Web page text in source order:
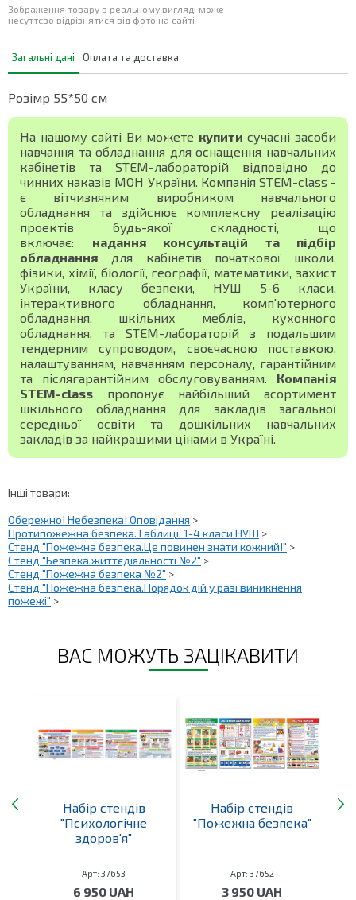
Зображення товару в реальному вигляді може
несуттєво відрізнятися від фото на сайті
Загальні дані Оплата та доставка
Розімр 55*50 см
На нашому сайті Ви можете купити сучасні засоби
навчання та обладнання для оснащення навчальних
кабінетів та STEM-лабораторій відповідно до
чинних наказів МОН України. Компанія STEM-class -
є вітчизняним виробником навчального
обладнання та здійснює комплексну реалізацію
проектів будь-якої складності, що
включає: надання консультацій та підбір
обладнання для кабінетів початкової школи,
фізики, хімії, біології, географії, математики, захист
України, класу безпеки, НУШ 5-6 класи,
інтерактивного обладнання, комп'ютерного
обладнання, шкільних меблів, кухонного
обладнання, та STEM-лабораторій з подальшим
тендерним супроводом, своєчасною поставкою,
налаштуванням, навчанням персоналу, гарантійним
та післягарантійним обслуговуванням. Компанія
STEM-class пропонує найбільший асортимент
шкільного обладнання для закладів загальної
середньої освіти та дошкільних навчальних
закладів за найкращими цінами в Україні.
Інші товари:
Обережно! Небезпека! Оповідання >
Протипожежна безпека.Таблиці. 1-4 класи НУШ >
Стенд "Пожежна безпека.Це повинен знати кожний!" >
Стенд "Безпека життєдіяльності №2" >
Стенд "Пожежна безпека №2" >
Стенд "Пожежна безпека.Порядок дій у разі виникнення
пожежі" >
ВАС МОЖУТЬ ЗАЦІКАВИТИ
Набір стендів
"Психологічне
здоров'я"
Арт: 37653
6 950 UAH
Набір стендів
"Пожежна безпека"
Арт: 37652
3 950 UAH